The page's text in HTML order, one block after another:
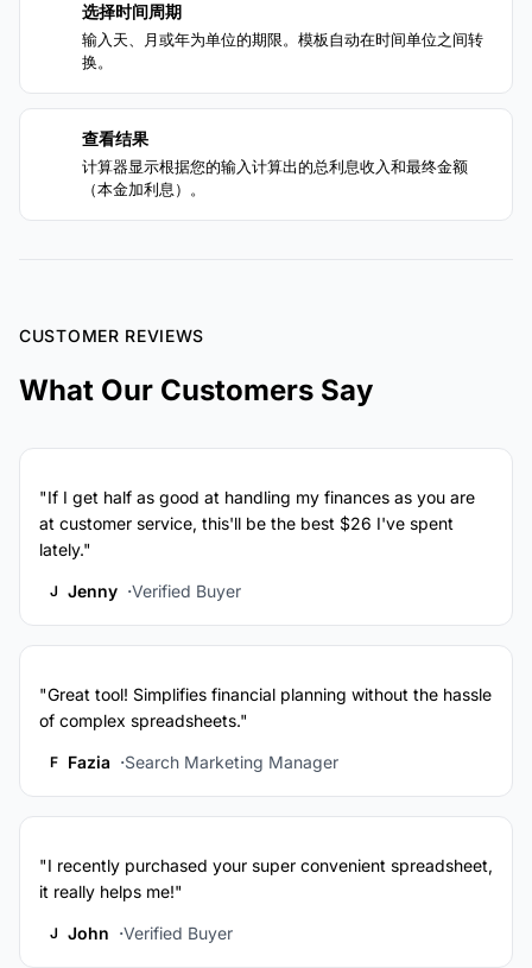
选择时间周期
输入天、月或年为单位的期限。模板自动在时间单位之间转
换。
查看结果
计算器显示根据您的输入计算出的总利息收入和最终金额
（本金加利息）。
CUSTOMER REVIEWS
What Our Customers Say
"If I get half as good at handling my finances as you are
at customer service, this'll be the best $26 I've spent
lately."
J Jenny Verified Buyer
"Great tool! Simplifies financial planning without the hassle
of complex spreadsheets."
F Fazia Search Marketing Manager
"I recently purchased your super convenient spreadsheet,
it really helps me!"
J John Verified Buyer